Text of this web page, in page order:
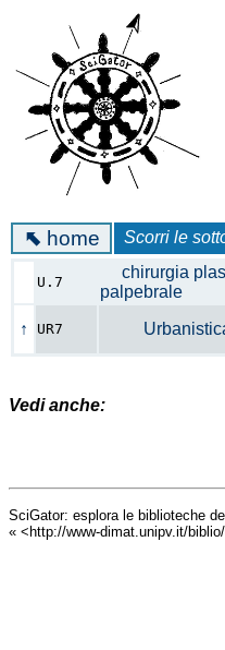
⬉ home Scorri
U.7
chirurgia
palpebrale
↑
UR7
Vedi anche:
SciGator: esplora le biblioteche
« <http://www-dimat.unipv.it/